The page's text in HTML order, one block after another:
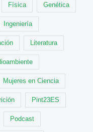
Física Genética
Ingeniería
Literatura
Mujeres en Ciencia
Pint23ES
Podcast